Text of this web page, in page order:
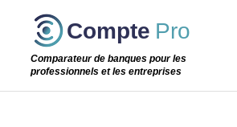
Passer
étape
Compte Pro
Comparateur de banques pour les
professionnels et les entreprises